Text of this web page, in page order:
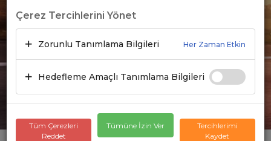
Çerez Tercihlerini Yönet
Zorunlu Tanımlama Bilgileri Her Zaman Etkin
Hedefleme Amaçlı Tanımlama Bilgileri
Tüm Çerezleri
Reddet
Tümüne İzin Ver
Tercihlerimi
Kaydet